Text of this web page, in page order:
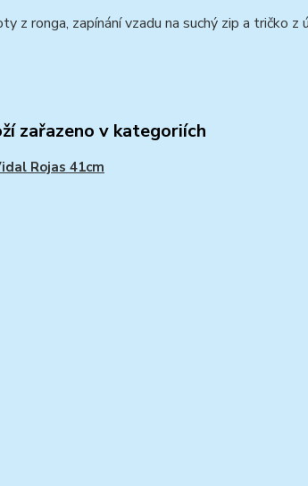
z ronga, zapínání vzadu na suchý zip a tričko z
zařazeno v kategoriích
Rojas 41cm